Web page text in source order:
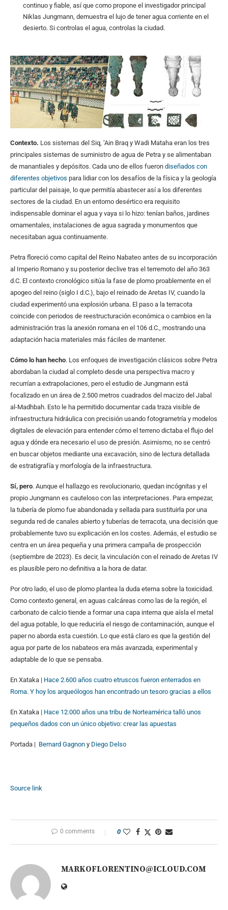
continuo y fiable, así que como propone el investigador principal
Niklas Jungmann, demuestra el lujo de tener agua corriente en el
desierto. Si controlas el agua, controlas la ciudad.
Contexto. Los sistemas del Siq, ‘Ain Braq y Wadi Mataha eran los tres
principales sistemas de suministro de agua de Petra y se alimentaban
de manantiales y depósitos. Cada uno de ellos fueron diseñados con
diferentes objetivos para lidiar con los desafíos de la física y la geología
particular del paisaje, lo que permitía abastecer así a los diferentes
sectores de la ciudad. En un entorno desértico era requisito
indispensable dominar el agua y vaya si lo hizo: tenían baños, jardines
ornamentales, instalaciones de agua sagrada y monumentos que
necesitaban agua continuamente.
Petra floreció como capital del Reino Nabateo antes de su incorporación
al Imperio Romano y su posterior declive tras el terremoto del año 363
d.C. El contexto cronológico sitúa la fase de plomo proablemente en el
apogeo del reino (siglo I d.C.), bajo el reinado de Aretas IV, cuando la
ciudad experimentó una explosión urbana. El paso a la terracota
coincide con periodos de reestructuración económica o cambios en la
administración tras la anexión romana en el 106 d.C., mostrando una
adaptación hacia materiales más fáciles de mantener.
Cómo lo han hecho. Los enfoques de investigación clásicos sobre Petra
abordaban la ciudad al completo desde una perspectiva macro y
recurrían a extrapolaciones, pero el estudio de Jungmann está
focalizado en un área de 2.500 metros cuadrados del macizo del Jabal
al-Madhbah. Esto le ha permitido documentar cada traza visible de
infraestructura hidráulica con precisión usando fotogrametría y modelos
digitales de elevación para entender cómo el terreno dictaba el flujo del
agua y dónde era necesario el uso de presión. Asimismo, no se centró
en buscar objetos mediante una excavación, sino de lectura detallada
de estratigrafía y morfología de la infraestructura.
Sí, pero. Aunque el hallazgo es revolucionario, quedan incógnitas y el
propio Jungmann es cauteloso con las interpretaciones. Para empezar,
la tubería de plomo fue abandonada y sellada para sustituirla por una
segunda red de canales abierto y tuberías de terracota, una decisión que
probablemente tuvo su explicación en los costes. Además, el estudio se
centra en un área pequeña y una primera campaña de prospección
(septiembre de 2023). Es decir, la vinculación con el reinado de Aretas IV
es plausible pero no definitiva a la hora de datar.
Por otro lado, el uso de plomo plantea la duda eterna sobre la toxicidad.
Como contexto general, en aguas calcáreas como las de la región, el
carbonato de calcio tiende a formar una capa interna que aísla el metal
del agua potable, lo que reduciría el riesgo de contaminación, aunque el
paper no aborda esta cuestión. Lo que está claro es que la gestión del
agua por parte de los nabateos era más avanzada, experimental y
adaptable de lo que se pensaba.
En Xataka | Hace 2.600 años cuatro etruscos fueron enterrados en
Roma. Y hoy los arqueólogos han encontrado un tesoro gracias a ellos
En Xataka | Hace 12.000 años una tribu de Norteamérica talló unos
pequeños dados con un único objetivo: crear las apuestas
Portada | Bernard Gagnon y Diego Delso
Source link
0 comments 0
MARKOFLORENTINO@ICLOUD.COM